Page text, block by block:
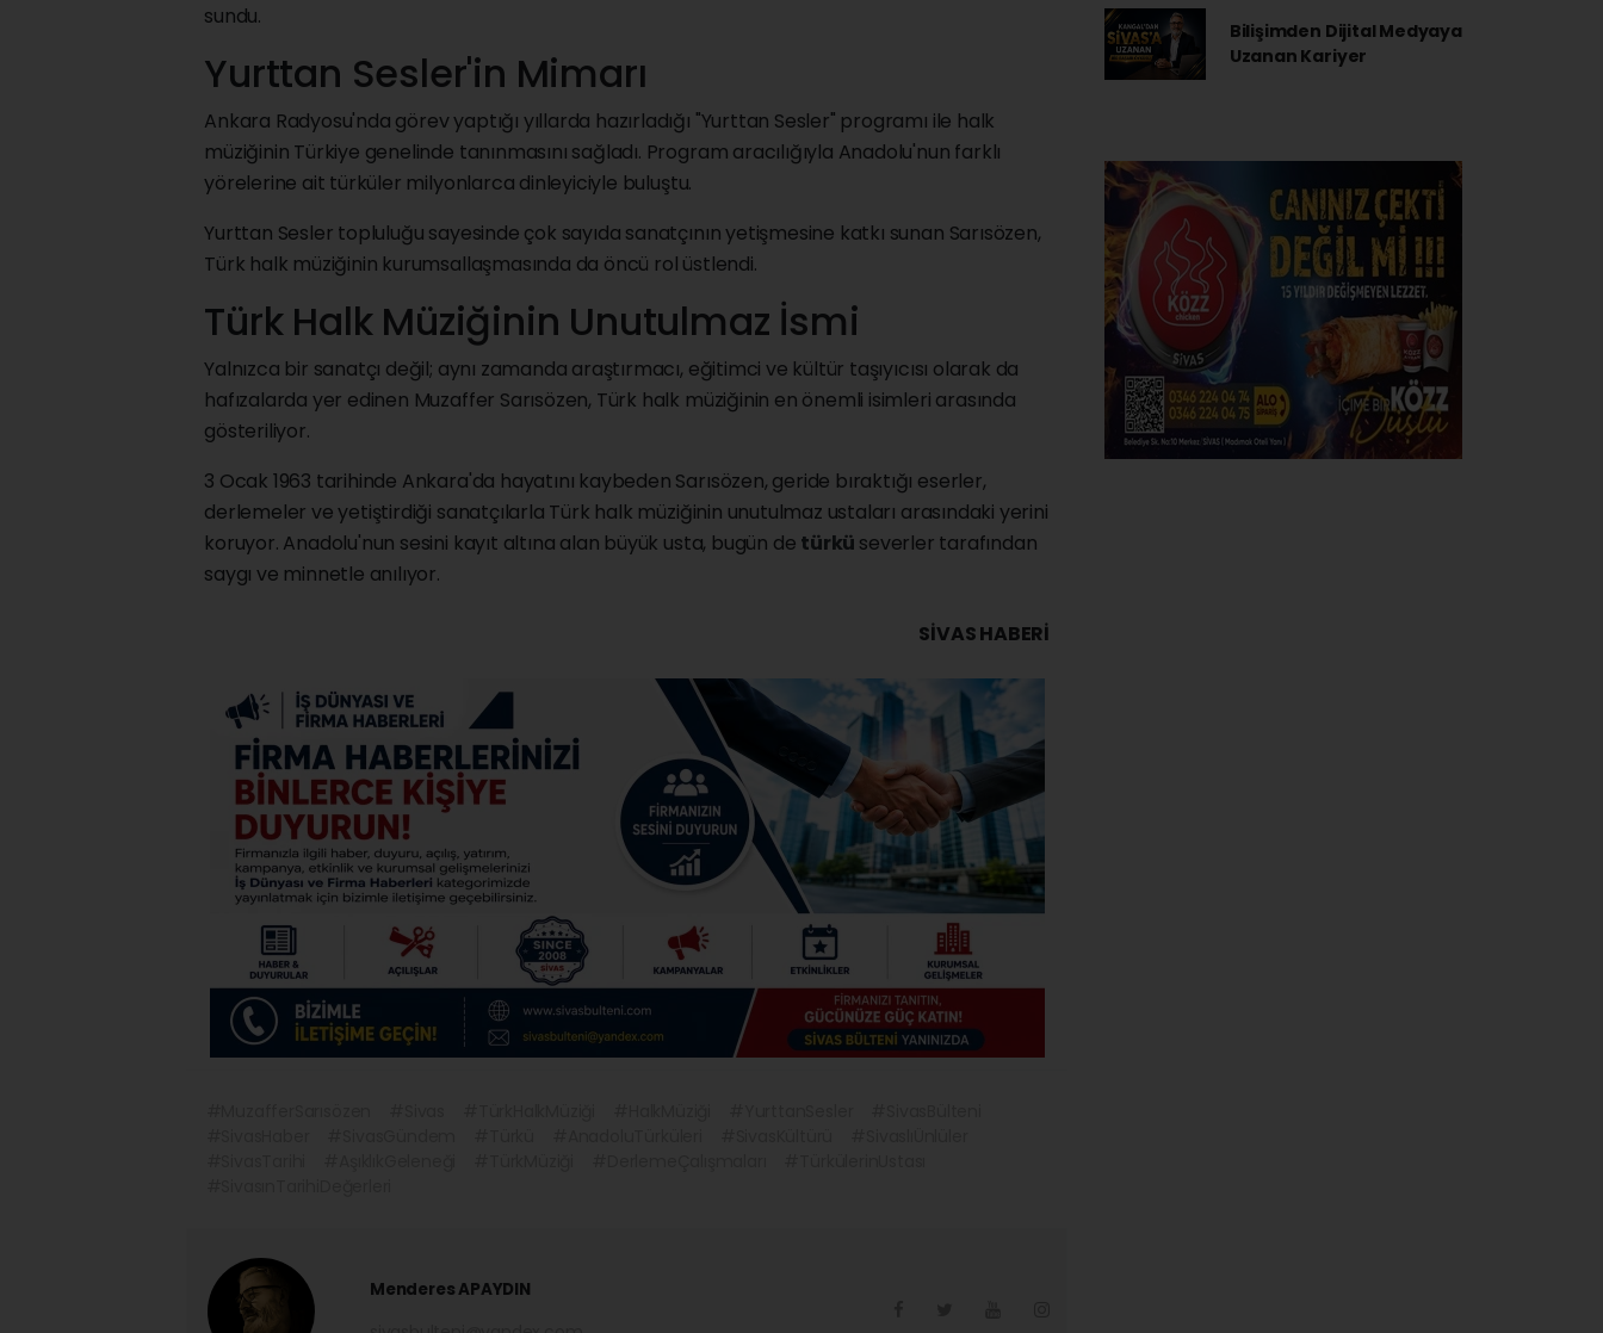
sundu.
Yurttan Sesler'in Mimarı
Ankara Radyosu'nda görev yaptığı yıllarda hazırladığı "Yurttan Sesler" programı ile halk
müziğinin Türkiye genelinde tanınmasını sağladı. Program aracılığıyla Anadolu'nun farklı
yörelerine ait türküler milyonlarca dinleyiciyle buluştu.
Yurttan Sesler topluluğu sayesinde çok sayıda sanatçının yetişmesine katkı sunan Sarısözen,
Türk halk müziğinin kurumsallaşmasında da öncü rol üstlendi.
Türk Halk Müziğinin Unutulmaz İsmi
Yalnızca bir sanatçı değil; aynı zamanda araştırmacı, eğitimci ve kültür taşıyıcısı olarak da
hafızalarda yer edinen Muzaffer Sarısözen, Türk halk müziğinin en önemli isimleri arasında
gösteriliyor.
3 Ocak 1963 tarihinde Ankara'da hayatını kaybeden Sarısözen, geride bıraktığı eserler,
derlemeler ve yetiştirdiği sanatçılarla Türk halk müziğinin unutulmaz ustaları arasındaki yerini
koruyor. Anadolu'nun sesini kayıt altına alan büyük usta, bugün de türkü severler tarafından
saygı ve minnetle anılıyor.
SIVAS HABERİ
Menderes APAYDIN
Bilişimden Dijital Medyaya
Uzanan Kariyer